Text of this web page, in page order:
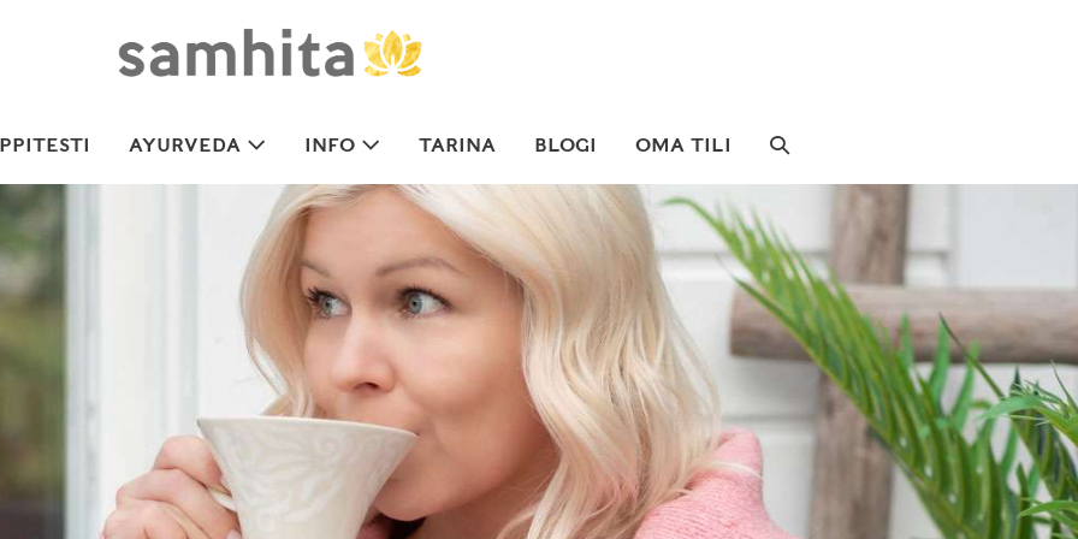
AYURVEDA INFO TARINA BLOGI OMA TILI
SEARCH